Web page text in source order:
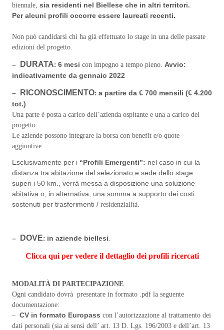
biennale, sia residenti nel Biellese che in altri territori.
Per alcuni profili occorre essere laureati recenti.
Non può candidarsi chi ha già effettuato lo stage in una delle passate
edizioni del progetto.
– DURATA: 6 mesi con impegno a tempo pieno. Avvio:
indicativamente da gennaio 2022
– RICONOSCIMENTO: a partire da € 700 mensili (€ 4.200
tot.)
Una parte è posta a carico dell’azienda ospitante e una a carico del
progetto.
Le aziende possono integrare la borsa con benefit e/o quote
aggiuntive.
Esclusivamente per i “Profili Emergenti”: nel caso in cui la
distanza tra abitazione del selezionato e sede dello stage
superi i 50 km., verrà messa a disposizione una soluzione
abitativa o, in alternativa, una somma a supporto dei costi
sostenuti per trasferimenti / residenzialità.
– DOVE: in aziende biellesi
Clicca qui per vedere il dettaglio dei profili ricercati
MODALITÀ DI PARTECIPAZIONE
Ogni candidato dovrà presentare in formato .pdf la seguente
documentazione:
– CV in formato Europass con l’autorizzazione al trattamento dei
dati personali (sia ai sensi dell’ art. 13 D. Lgs. 196/2003 e dell’art. 13